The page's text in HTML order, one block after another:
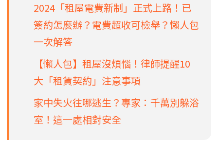
2024「租屋電費新制」正式上路！已
簽約怎麼辦？電費超收可檢舉？懶人包
一次解答
【懶人包】租屋沒煩惱！律師提醒10
大「租賃契約」注意事項
家中失火往哪逃生？專家：千萬別躲浴
室！這一處相對安全